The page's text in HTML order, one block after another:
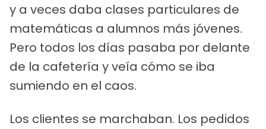
y a veces daba clases particulares de
matemáticas a alumnos más jóvenes.
Pero todos los días pasaba por delante
de la cafetería y veía cómo se iba
sumiendo en el caos.
Los clientes se marchaban. Los pedidos